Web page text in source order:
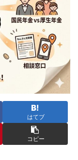
はてブ
コピー